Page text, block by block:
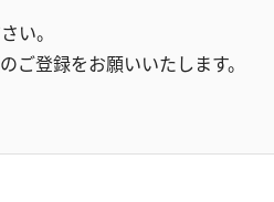
い。
登録をお願いいたします。